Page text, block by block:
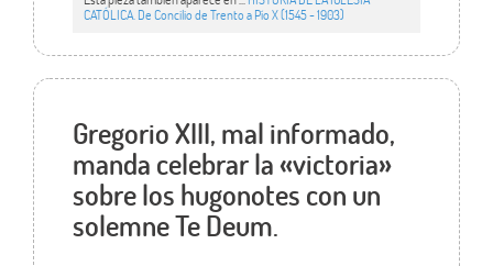
CATÓLICA. De Concilio de Trento a Pío X (1545 - 1903)
Gregorio XIII, mal informado,
manda celebrar la «victoria»
sobre los hugonotes con un
solemne Te Deum.